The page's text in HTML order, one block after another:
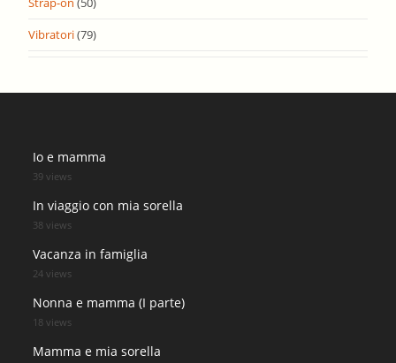
Vibratori(79)
Io e mamma
39 views
In viaggio con mia sorella
38 views
Vacanza in famiglia
24 views
Nonna e mamma (I parte)
18 views
Mamma e mia sorella